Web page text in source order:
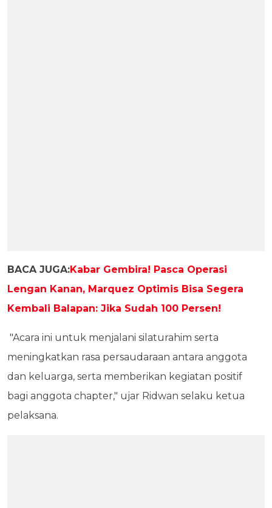
BACA JUGA:Kabar Gembira! Pasca Operasi
Lengan Kanan, Marquez Optimis Bisa Segera
Kembali Balapan: Jika Sudah 100 Persen!
"Acara ini untuk menjalani silaturahim serta
meningkatkan rasa persaudaraan antara anggota
dan keluarga, serta memberikan kegiatan positif
bagi anggota chapter," ujar Ridwan selaku ketua
pelaksana.